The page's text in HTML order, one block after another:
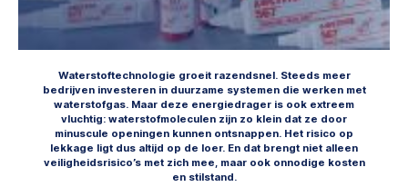
Waterstoftechnologie groeit razendsnel. Steeds meer
bedrijven investeren in duurzame systemen die werken met
waterstofgas. Maar deze energiedrager is ook extreem
vluchtig: waterstofmoleculen zijn zo klein dat ze door
minuscule openingen kunnen ontsnappen. Het risico op
lekkage ligt dus altijd op de loer. En dat brengt niet alleen
veiligheidsrisico’s met zich mee, maar ook onnodige kosten
en stilstand.